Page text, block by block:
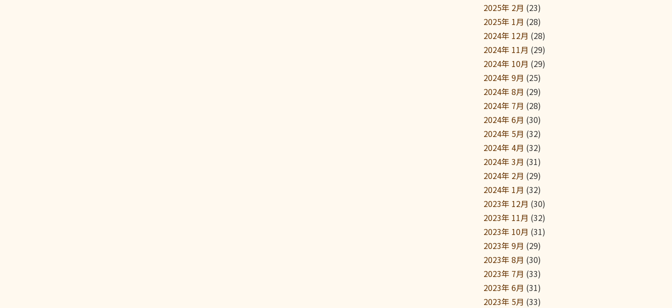
2025年 2月 (23)
2025年 1月 (28)
2024年 12月 (28)
2024年 11月 (29)
2024年 10月 (29)
2024年 9月 (25)
2024年 8月 (29)
2024年 7月 (28)
2024年 6月 (30)
2024年 5月 (32)
2024年 4月 (32)
2024年 3月 (31)
2024年 2月 (29)
2024年 1月 (32)
2023年 12月 (30)
2023年 11月 (32)
2023年 10月 (31)
2023年 9月 (29)
2023年 8月 (30)
2023年 7月 (33)
2023年 6月 (31)
2023年 5月 (33)